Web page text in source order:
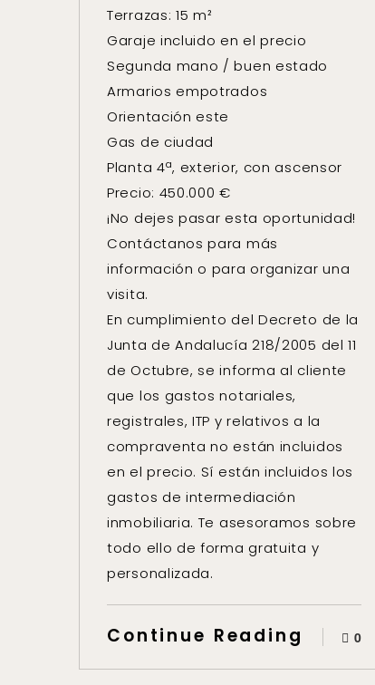
Terrazas: 15 m²
Garaje incluido en el precio
Segunda mano / buen estado
Armarios empotrados
Orientación este
Gas de ciudad
Planta 4ª, exterior, con ascensor
Precio: 450.000 €
¡No dejes pasar esta oportunidad!
Contáctanos para más
información o para organizar una
visita.
En cumplimiento del Decreto de la
Junta de Andalucía 218/2005 del 11
de Octubre, se informa al cliente
que los gastos notariales,
registrales, ITP y relativos a la
compraventa no están incluidos
en el precio. Sí están incluidos los
gastos de intermediación
inmobiliaria. Te asesoramos sobre
todo ello de forma gratuita y
personalizada.
Continue Reading 0